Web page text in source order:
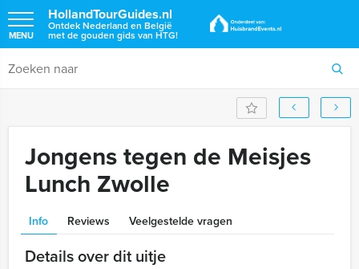
HollandTourGuides.nl
Ontdek Nederland en België
met de gouden gids van HTG!
MENU
Jongens tegen de Meisjes
Lunch Zwolle
Info Reviews Veelgestelde vragen
Details over dit uitje